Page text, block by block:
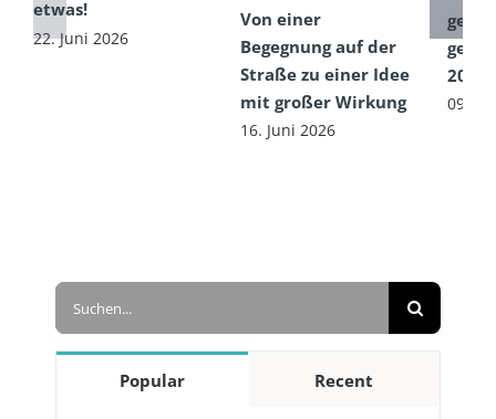
etwas!
22. Juni 2026
Von einer
Begegnung auf der
Straße zu einer Idee
mit großer Wirkung
16. Juni 2026
2026
09.
Suche
Popular Recent